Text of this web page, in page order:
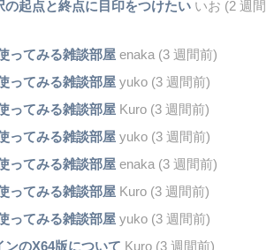
の起点と終点に目印をつけたいいお (2 週間
ってみる雑談部屋enaka (3 週間前)
ってみる雑談部屋yuko (3 週間前)
ってみる雑談部屋Kuro (3 週間前)
ってみる雑談部屋yuko (3 週間前)
ってみる雑談部屋enaka (3 週間前)
ってみる雑談部屋Kuro (3 週間前)
ってみる雑談部屋yuko (3 週間前)
のX64版について Kuro (3 週間前)